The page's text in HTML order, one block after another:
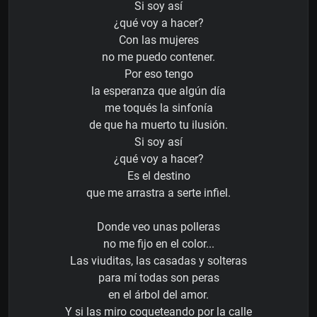
Si soy así
¿qué voy a hacer?
Con las mujeres
no me puedo contener.
Por eso tengo
la esperanza que algún día
me toqués la sinfonía
de que ha muerto tu ilusión.
Si soy así
¿qué voy a hacer?
Es el destino
que me arrastra a serte infiel.
Donde veo unas polleras
no me fijo en el color...
Las viuditas, las casadas y solteras
para mí todas son peras
en el árbol del amor.
Y si las miro coqueteando por la calle